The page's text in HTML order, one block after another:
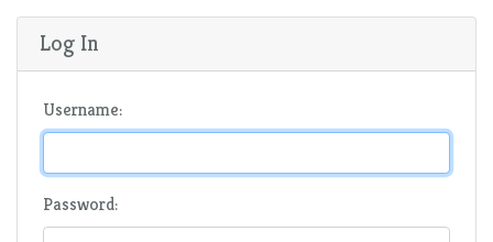
Log In
Username:
Password: